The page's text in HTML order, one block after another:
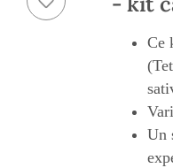
Ce
Un